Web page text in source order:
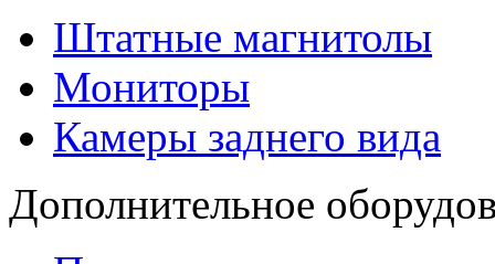
Штатные магнитолы
Мониторы
Камеры заднего вида
Дополнительное